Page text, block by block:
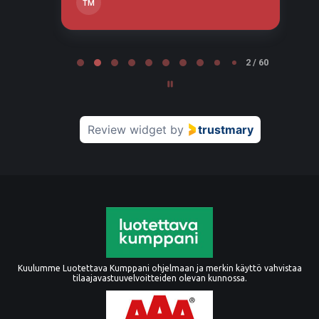
TM
2 / 60
Review widget by trustmary
Kuulumme Luotettava Kumppani ohjelmaan ja merkin käyttö vahvistaa
tilaajavastuuvelvoitteiden olevan kunnossa.